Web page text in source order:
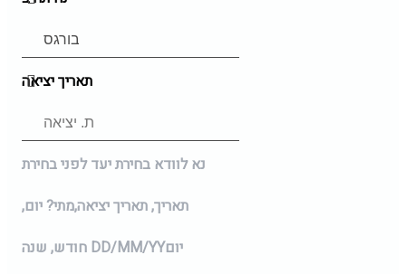
תאריך יציאה
נא לוודא בחירת יעד לפני בחירת
תאריך,תאריך יציאה,מתי? יום,
DD/MM/YYיום